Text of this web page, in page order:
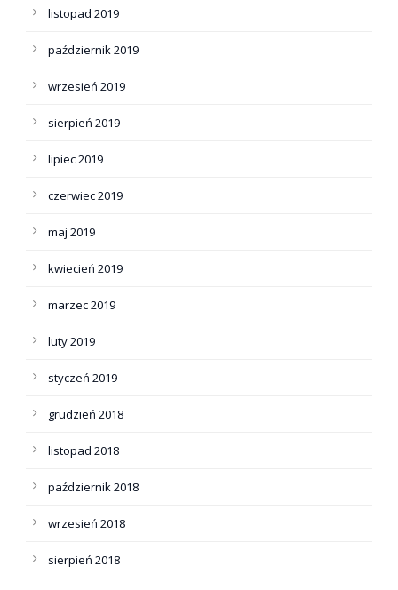
listopad 2019
październik 2019
wrzesień 2019
sierpień 2019
lipiec 2019
czerwiec 2019
maj 2019
kwiecień 2019
marzec 2019
luty 2019
styczeń 2019
grudzień 2018
listopad 2018
październik 2018
wrzesień 2018
sierpień 2018